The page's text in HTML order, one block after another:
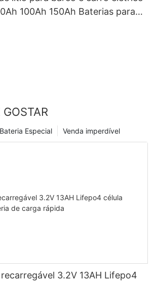
100Ah 150Ah Baterias para
Venda imperdível
Bateria Especial
3.2V 13AH Lifepo4